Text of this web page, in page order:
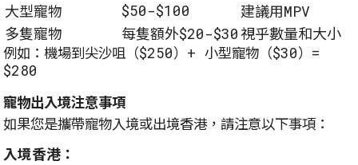
大型寵物
$50-$100
建議用MPV
多隻寵物
每隻額外$20-$30視乎數量和大小
例如：機場到尖沙咀（$250）+ 小型寵物（$30）=
$280
寵物出入境注意事項
如果您是攜帶寵物入境或出境香港，請注意以下事項：
入境香港：